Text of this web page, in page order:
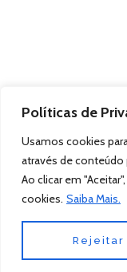
Políticas de
Usamos cookies
através de conteúdo
Ao clicar em
cookies. Saiba Mais.
Rejeitar